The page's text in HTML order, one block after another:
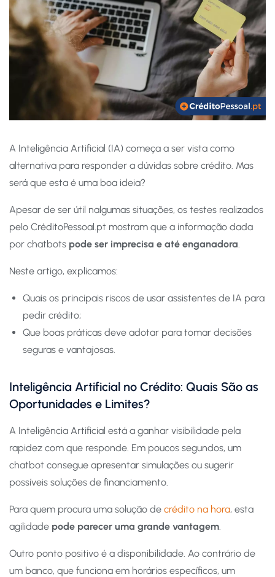
A Inteligência Artificial (IA) começa a ser vista como
alternativa para responder a dúvidas sobre crédito. Mas
será que esta é uma boa ideia?
Apesar de ser útil nalgumas situações, os testes realizados
pelo CréditoPessoal.pt mostram que a informação dada
por chatbots pode ser imprecisa e até enganadora.
Neste artigo, explicamos:
Quais os principais riscos de usar assistentes de IA para
pedir crédito;
Que boas práticas deve adotar para tomar decisões
seguras e vantajosas.
Inteligência Artificial no Crédito: Quais São as
Oportunidades e Limites?
A Inteligência Artificial está a ganhar visibilidade pela
rapidez com que responde. Em poucos segundos, um
chatbot consegue apresentar simulações ou sugerir
possíveis soluções de financiamento.
Para quem procura uma solução de crédito na hora, esta
agilidade pode parecer uma grande vantagem.
Outro ponto positivo é a disponibilidade. Ao contrário de
um banco, que funciona em horários específicos, um